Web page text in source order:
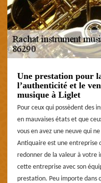
Une prestation pour
l’authenticité et le
musique à Liglet
Pour ceux qui possèdent des
en mauvaises états et que
vous en avez une neuve qui
Antiquaire est une entreprise
redonner de la valeur à votre
cette entreprise avec son
prestation. Peu importe